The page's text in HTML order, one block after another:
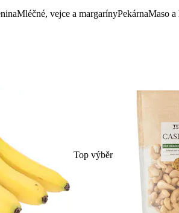
Mléčné, vejce a margarínyPekárnaMaso a
Top výběr